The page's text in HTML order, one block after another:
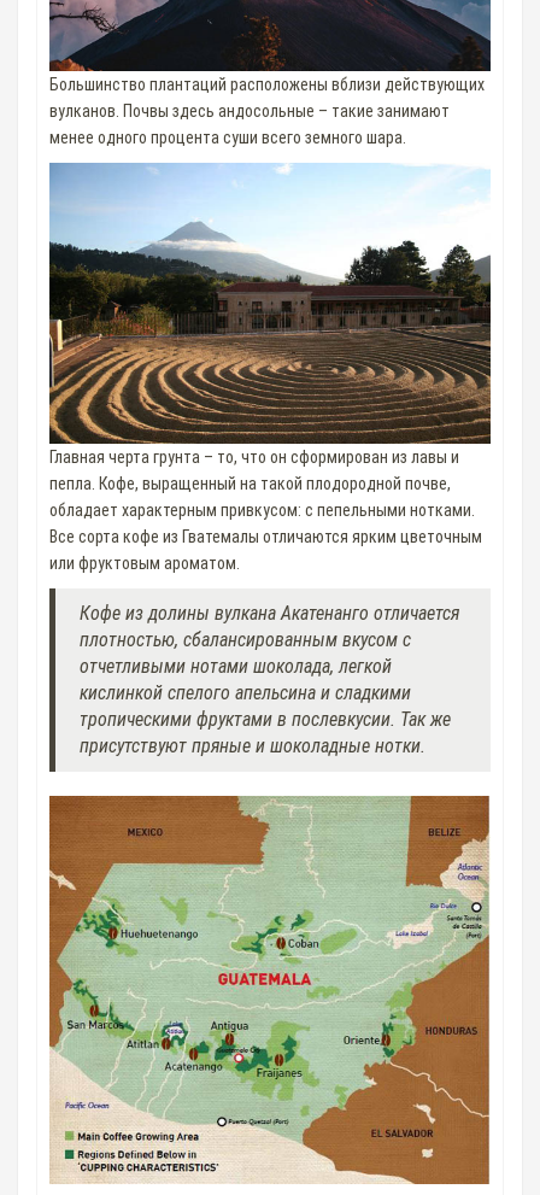
Большинство плантаций расположены вблизи действующих
вулканов. Почвы здесь андосольные – такие занимают
менее одного процента суши всего земного шара.
Главная черта грунта – то, что он сформирован из лавы и
пепла. Кофе, выращенный на такой плодородной почве,
обладает характерным привкусом: с пепельными нотками.
Все сорта кофе из Гватемалы отличаются ярким цветочным
или фруктовым ароматом.
Кофе из долины вулкана Акатенанго отличается
плотностью, сбалансированным вкусом с
отчетливыми нотами шоколада, легкой
кислинкой спелого апельсина и сладкими
тропическими фруктами в послевкусии. Так же
присутствуют пряные и шоколадные нотки.